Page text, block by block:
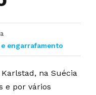
engarrafamento
na Suécia
e por vários